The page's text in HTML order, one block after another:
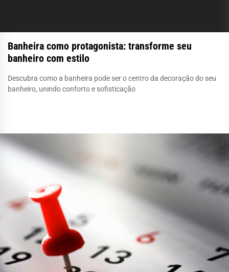
Banheira como protagonista: transforme seu
banheiro com estilo
Descubra como a banheira pode ser o centro da decoração do seu
banheiro, unindo conforto e sofisticação